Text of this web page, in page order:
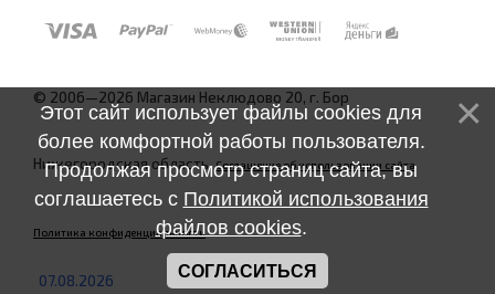
© 2006—2026 Магазин Неклюдово 20, г. Бор
Нижегородская область.Соглашение об использовании сайта
Политика конфиденциальности
07.08.2026
Этот сайт использует файлы cookies для
более комфортной работы пользователя.
Продолжая просмотр страниц сайта, вы
соглашаетесь с Политикой использования
файлов cookies.
СОГЛАСИТЬСЯ